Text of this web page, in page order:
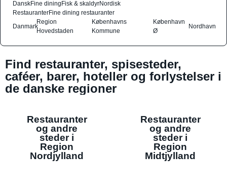
DanskFine diningFisk & skaldyrNordisk
RestauranterFine dining restauranter
Danmark
Region
Hovedstaden
Københavns
Kommune
København
Ø
Nordhavn
Find restauranter, spisesteder,
caféer, barer, hoteller og forlystelser i
de danske regioner
Restauranter
og andre
steder i
Region
Nordjylland
Restauranter
og andre
steder i
Region
Midtjylland